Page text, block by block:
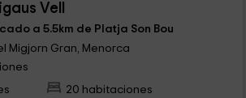
Vell
a 5.5km de Platja Son Bou
Migjorn Gran, Menorca
20 habitaciones